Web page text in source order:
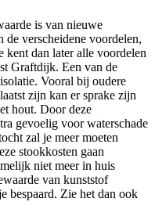
is van nieuwe
verscheidene voordelen,
kent dan later alle voordelen
Graftdijk. Een van de
Vooral bij oudere
zijn kan er sprake zijn
hout. Door deze
gevoelig voor waterschade
zal je meer moeten
stookkosten gaan
niet meer in huis
van kunststof
bespaard. Zie het dan ook